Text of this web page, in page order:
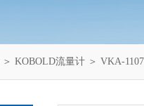
＞ KOBOLD流量计 ＞ VKA-